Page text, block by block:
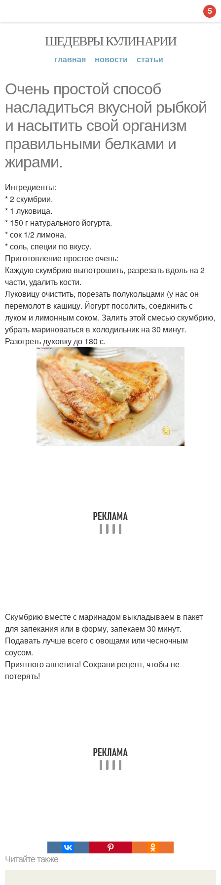
ШЕДЕВРЫ КУЛИНАРИИ
главная новости статьи
Очень простой способ
насладиться вкусной рыбкой
и насытить свой организм
правильными белками и
жирами.
Ингредиенты:
* 2 скумбрии.
* 1 луковица.
* 150 г натурального йогурта.
* сок 1/2 лимона.
* соль, специи по вкусу.
Приготовление простое очень:
Каждую скумбрию выпотрошить, разрезать вдоль на 2
части, удалить кости.
Луковицу очистить, порезать полукольцами (у нас он
перемолот в кашицу. Йогурт посолить, соединить с
луком и лимонным соком. Залить этой смесью скумбрию,
убрать мариноваться в холодильник на 30 минут.
Разогреть духовку до 180 с.
Скумбрию вместе с маринадом выкладываем в пакет
для запекания или в форму, запекаем 30 минут.
Подавать лучше всего с овощами или чесночным
соусом.
Приятного аппетита! Сохрани рецепт, чтобы не
потерять!
Читайте также
5